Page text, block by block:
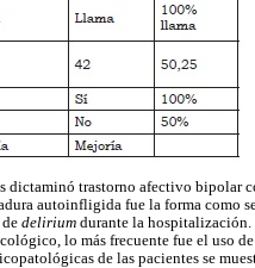
dictaminó trastorno afectivo bipolar
autoinfligida fue la forma como
delirium durante la hospitalización.
lo más frecuente fue el uso
de las pacientes se